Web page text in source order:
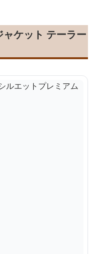
ケット テーラー